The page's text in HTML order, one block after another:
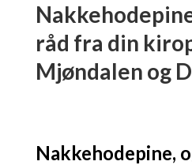
råd fra din
Mjøndalen og
Nakkehodepine,